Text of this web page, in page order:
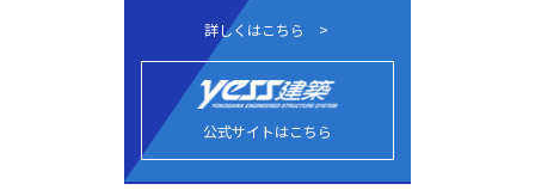
詳しくはこちら
公式サイトはこちら